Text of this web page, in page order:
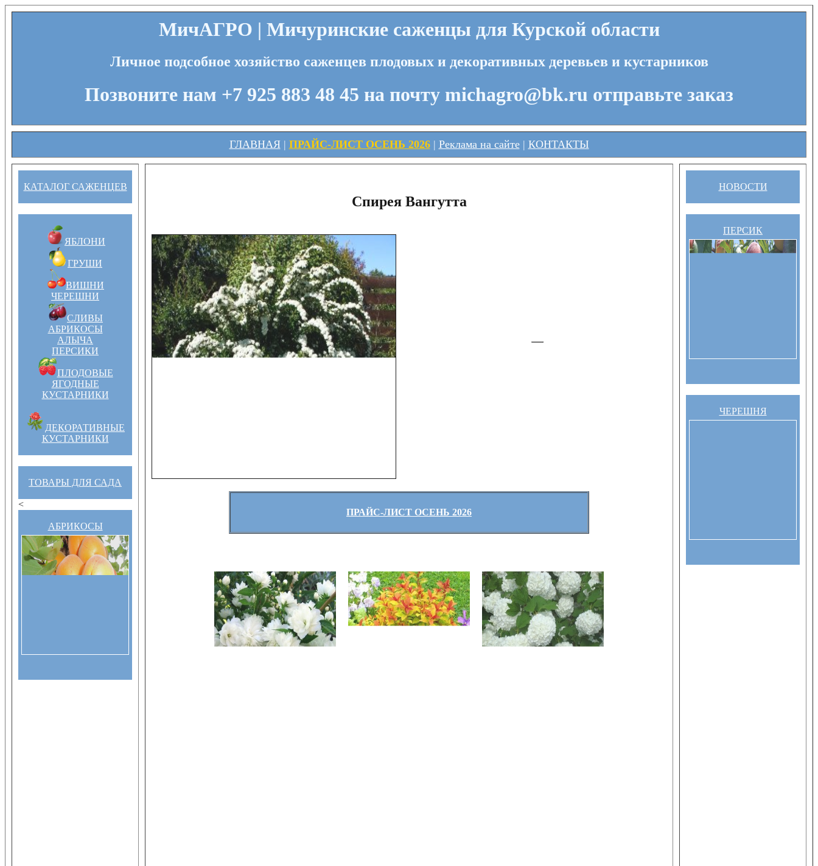
МичАГРО | Мичуринские саженцы для Курской области
Личное подсобное хозяйство саженцев плодовых и декоративных деревьев и кустарников
Позвоните нам +7 925 883 48 45 на почту michagro@bk.ru отправьте заказ
ГЛАВНАЯ| ПРАЙС-ЛИСТ ОСЕНЬ 2026| Реклама на сайте| КОНТАКТЫ
КАТАЛОГ САЖЕНЦЕВ
ЯБЛОНИ
ГРУШИ
ВИШНИ
ЧЕРЕШНИ
СЛИВЫ
АБРИКОСЫ
АЛЫЧА
ПЕРСИКИ
ПЛОДОВЫЕ
ЯГОДНЫЕ
КУСТАРНИКИ
ДЕКОРАТИВНЫЕ
КУСТАРНИКИ
ТОВАРЫ ДЛЯ САДА
<
АБРИКОСЫ
Спирея Вангутта
ПРАЙС-ЛИСТ ОСЕНЬ 2026
НОВОСТИ
ПЕРСИК
ЧЕРЕШНЯ